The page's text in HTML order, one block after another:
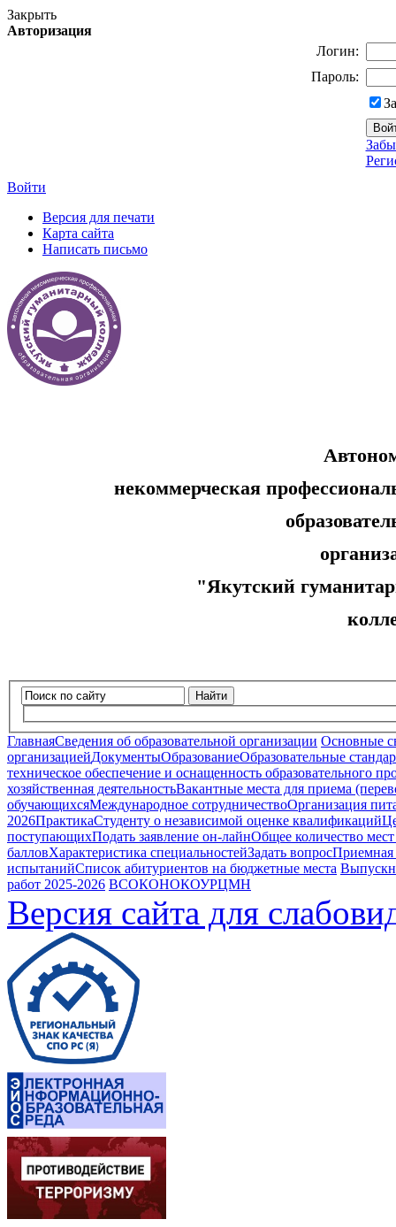
Закрыть
Авторизация
Логин:
Пароль:
Войти
Версия для печати
Карта сайта
Написать письмо
некоммерческая
"Якутский
Найти
ГлавнаяСведения об образовательной организации Основные
организациейДокументыОбразованиеОбразовательные
техническое обеспечение и оснащенность образовательного
хозяйственная деятельностьВакантные места для приема
обучающихсяМеждународное сотрудничествоОрганизация
2026ПрактикаСтуденту о независимой оценке квалификаций
поступающихПодать заявление он-лайнОбщее количество
балловХарактеристика специальностейЗадать вопросПриемная
испытанийСписок абитуриентов на бюджетные места
работ 2025-2026 ВСОКОНОКОУРЦМН
Версия сайта для